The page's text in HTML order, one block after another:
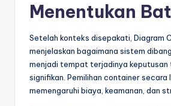
Menentukan
Setelah konteks disepakati, Diagram
menjelaskan bagaimana sistem
menjadi tempat terjadinya keputusan
signifikan. Pemilihan container secara
memengaruhi biaya, keamanan, dan